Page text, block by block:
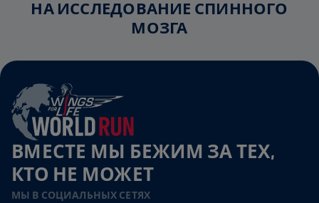
НА ИССЛЕДОВАНИЕ СПИННОГО
МОЗГА
ВМЕСТЕ МЫ БЕЖИМ ЗА ТЕХ,
КТО НЕ МОЖЕТ
МЫ В СОЦИАЛЬНЫХ СЕТЯХ